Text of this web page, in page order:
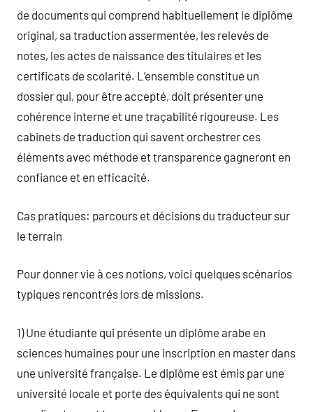
de documents qui comprend habituellement le diplôme
original, sa traduction assermentée, les relevés de
notes, les actes de naissance des titulaires et les
certificats de scolarité. L’ensemble constitue un
dossier qui, pour être accepté, doit présenter une
cohérence interne et une traçabilité rigoureuse. Les
cabinets de traduction qui savent orchestrer ces
éléments avec méthode et transparence gagneront en
confiance et en efficacité.
Cas pratiques: parcours et décisions du traducteur sur
le terrain
Pour donner vie à ces notions, voici quelques scénarios
typiques rencontrés lors de missions.
1) Une étudiante qui présente un diplôme arabe en
sciences humaines pour une inscription en master dans
une université française. Le diplôme est émis par une
université locale et porte des équivalents qui ne sont